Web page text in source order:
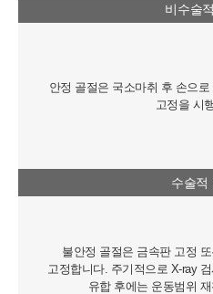
비수술
안정 골절은 국소마취 후 손으
고정을 시
수술적
불안정 골절은 금속판 고정
고정합니다. 주기적으로 X-ray
유합 후에는 운동범위